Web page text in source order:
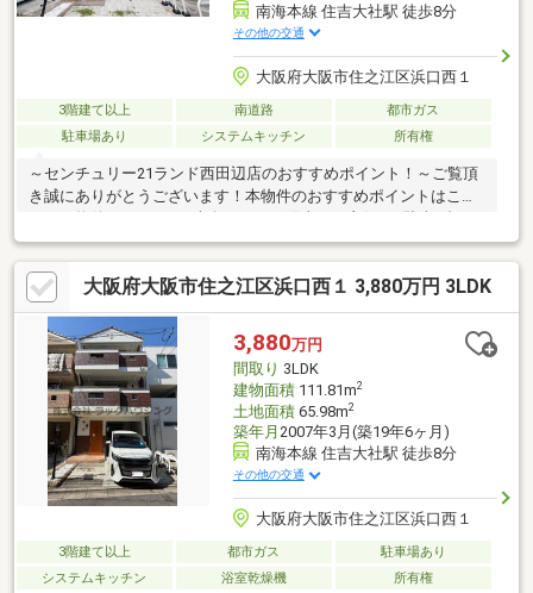
南海本線 住吉大社駅 徒歩8分
その他の交通
大阪府大阪市住之江区浜口西１
3階建て以上 南道路
都市ガス
駐車場あり
システムキッチン 所有権
～センチュリー21ランド西田辺店のおすすめポイント！～ご覧頂
き誠にありがとうございます！本物件のおすすめポイントはこち
ら！＜物件について＞■南向きのため陽当たり良好！■駐車1台可
能（車種による）■トイレ2ヵ所あり！＜立地＞■南海本線「住吉
大社」駅より徒歩約8分お気軽にお問い合わせください！＜センチ
ュリー21ランドについて＞●センチュリー21ランド西田辺店
は・・・ お客様のニーズに寄り添い、大切なお住まいのご購入
に最後まで伴走いたします！●リフォームのご相談も承っており
ます。●不動産に関するお悩み等、なんでもお気軽にご相談くだ
さいませ！
大阪府大阪市住之江区浜口西１ 3,880万円 3LDK
3,880万円
間取り 3LDK
建物面積111.81m2
土地面積65.98m2
築年月 2007年3月(築19年6ヶ月)
南海本線 住吉大社駅 徒歩8分
その他の交通
大阪府大阪市住之江区浜口西１
3階建て以上 都市ガス
駐車場あり
システムキッチン
浴室乾燥機 所有権